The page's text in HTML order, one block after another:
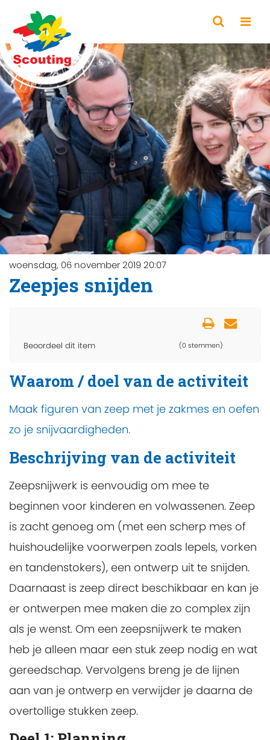
woensdag, 06 november 2019 20:07
Zeepjes snijden
Beoordeel dit item (0 stemmen)
Waarom / doel van de activiteit
Maak figuren van zeep met je zakmes en oefen
zo je snijvaardigheden.
Beschrijving van de activiteit
Zeepsnijwerk is eenvoudig om mee te
beginnen voor kinderen en volwassenen. Zeep
is zacht genoeg om (met een scherp mes of
huishoudelijke voorwerpen zoals lepels, vorken
en tandenstokers), een ontwerp uit te snijden.
Daarnaast is zeep direct beschikbaar en kan je
er ontwerpen mee maken die zo complex zijn
als je wenst. Om een zeepsnijwerk te maken
heb je alleen maar een stuk zeep nodig en wat
gereedschap. Vervolgens breng je de lijnen
aan van je ontwerp en verwijder je daarna de
overtollige stukken zeep.